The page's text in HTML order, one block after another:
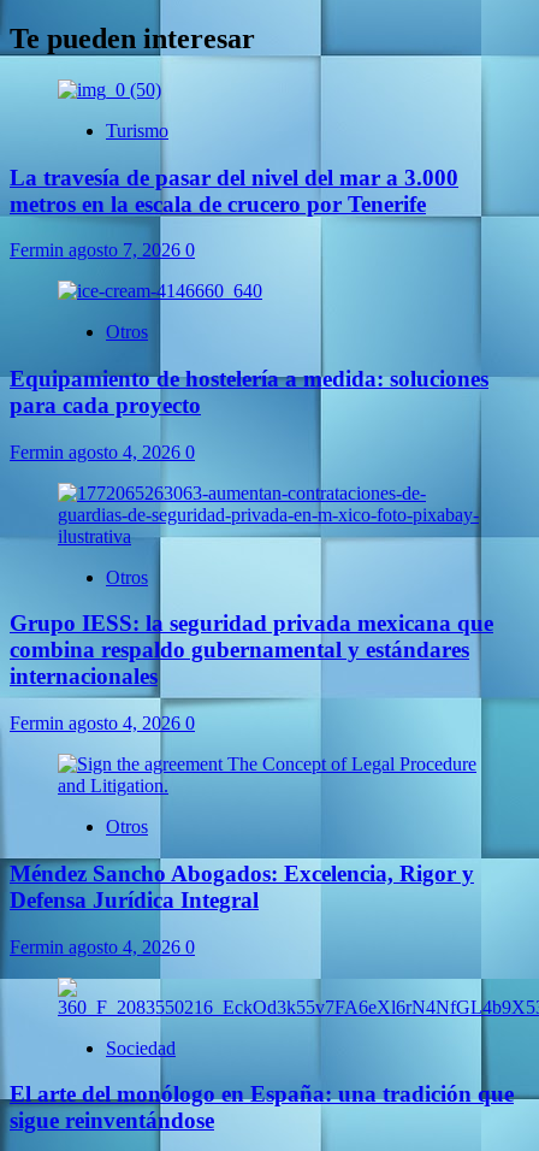
Te pueden interesar
Turismo
La travesía de pasar del nivel del mar a 3.000
metros en la escala de crucero por Tenerife
Fermin agosto 7, 2026 0
Otros
Equipamiento de hostelería a medida: soluciones
para cada proyecto
Fermin agosto 4, 2026 0
Otros
Grupo IESS: la seguridad privada mexicana que
combina respaldo gubernamental y estándares
internacionales
Fermin agosto 4, 2026 0
Otros
Méndez Sancho Abogados: Excelencia, Rigor y
Defensa Jurídica Integral
Fermin agosto 4, 2026 0
Sociedad
El arte del monólogo en España: una tradición que
sigue reinventándose